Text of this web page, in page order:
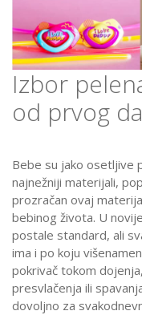
Izbor
od prvog
Bebe su jako osetljive
najnežniji materijali,
prozračan ovaj
bebinog života. U
postale standard, ali
ima i po koju
pokrivač tokom
presvlačenja ili
dovoljno za